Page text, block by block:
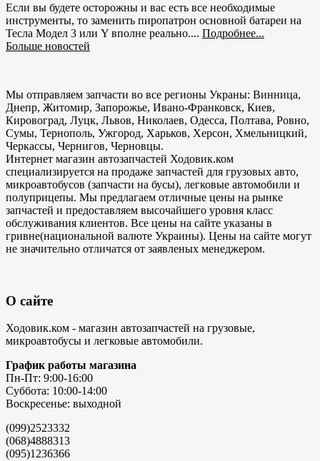
Если вы будете осторожны и вас есть все необходимые
инструменты, то заменить пиропатрон основной батареи на
Тесла Модел 3 или Y вполне реально.... Подробнее...
Больше новостей
Мы отправляем запчасти во все регионы Украны: Винница,
Днепр, Житомир, Запорожье, Ивано-Франковск, Киев,
Кировоград, Луцк, Львов, Николаев, Одесса, Полтава, Ровно,
Сумы, Тернополь, Ужгород, Харьков, Херсон, Хмельницкий,
Черкассы, Чернигов, Черновцы.
Интернет магазин автозапчастей Ходовик.ком
специализируется на продаже запчастей для грузовых авто,
микроавтобусов (запчасти на бусы), легковые автомобили и
полуприцепы. Мы предлагаем отличные цены на рынке
запчастей и предоставляем высочайшего уровня класс
обслуживания клиентов. Все цены на сайте указаны в
гривне(национальной валюте Украины). Цены на сайте могут
не значительно отличатся от заявленых менеджером.
О сайте
Ходовик.ком - магазин автозапчастей на грузовые,
микроавтобусы и легковые автомобили.
График работы магазина
Пн-Пт: 9:00-16:00
Суббота: 10:00-14:00
Воскресенье: выходной
(099)2523332
(068)4888313
(095)1236366